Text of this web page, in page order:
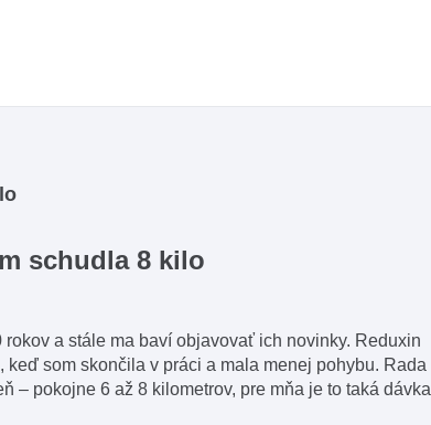
schudla 8 kilo
a stále ma baví objavovať ich novinky. Reduxin
som skončila v práci a mala menej pohybu. Rada
– pokojne 6 až 8 kilometrov, pre mňa je to taká dávka